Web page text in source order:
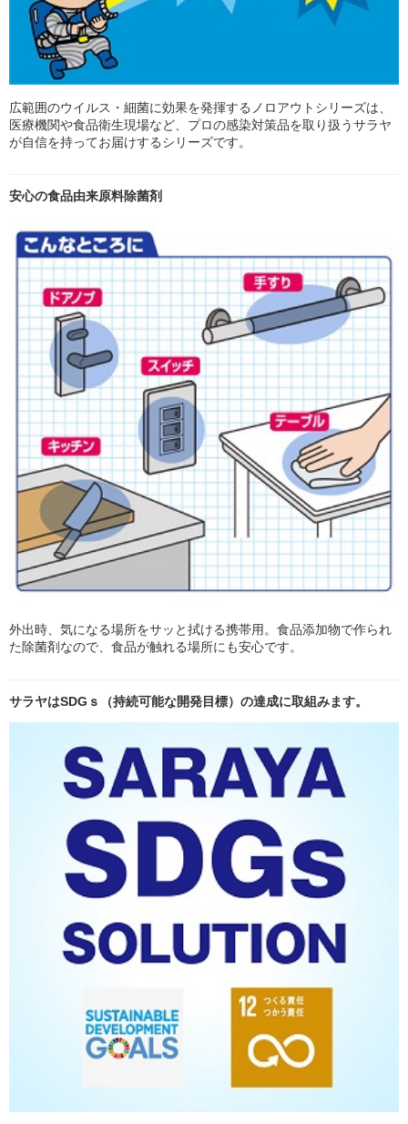
広範囲のウイルス・細菌に効果を発揮するノロアウトシリーズは、
医療機関や食品衛生現場など、プロの感染対策品を取り扱うサラヤ
が自信を持ってお届けするシリーズです。
安心の食品由来原料除菌剤
外出時、気になる場所をサッと拭ける携帯用。食品添加物で作られ
た除菌剤なので、食品が触れる場所にも安心です。
サラヤはSDGｓ（持続可能な開発目標）の達成に取組みます。